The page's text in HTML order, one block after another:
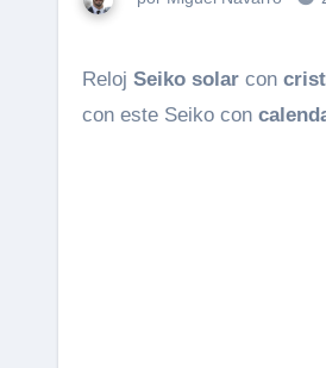
Reloj Seiko solar con
con este Seiko con